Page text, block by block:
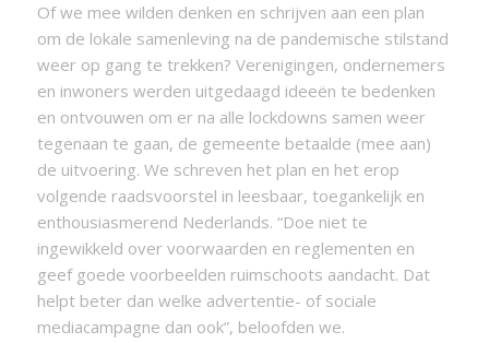
Of we mee wilden denken en schrijven aan een plan
om de lokale samenleving na de pandemische stilstand
weer op gang te trekken? Verenigingen, ondernemers
en inwoners werden uitgedaagd ideeën te bedenken
en ontvouwen om er na alle lockdowns samen weer
tegenaan te gaan, de gemeente betaalde (mee aan)
de uitvoering. We schreven het plan en het erop
volgende raadsvoorstel in leesbaar, toegankelijk en
enthousiasmerend Nederlands. “Doe niet te
ingewikkeld over voorwaarden en reglementen en
geef goede voorbeelden ruimschoots aandacht. Dat
helpt beter dan welke advertentie- of sociale
mediacampagne dan ook”, beloofden we.